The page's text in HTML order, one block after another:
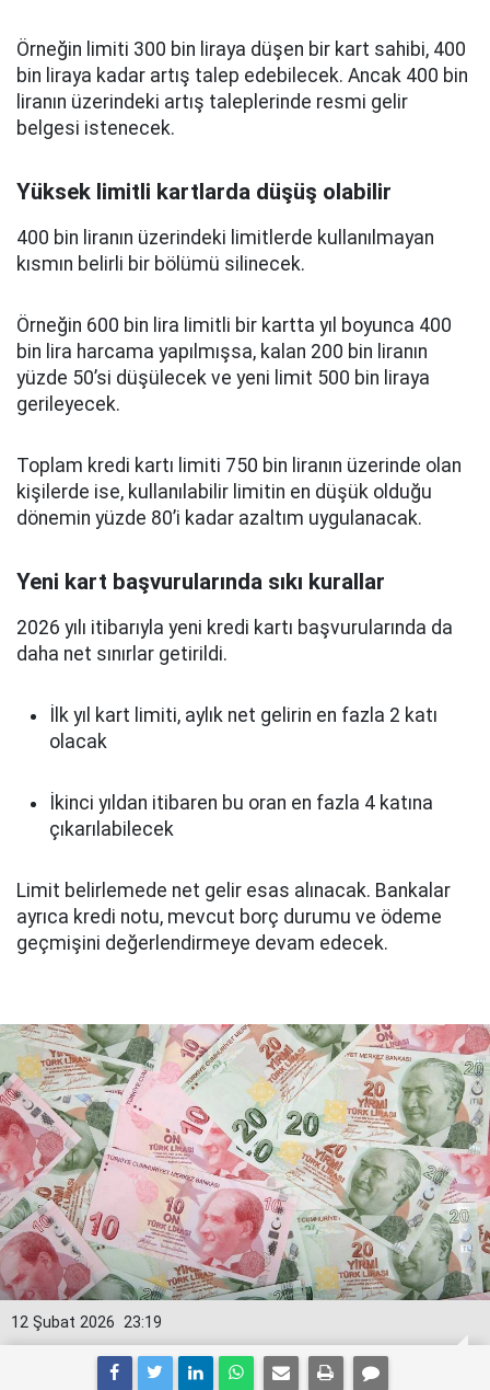
Örneğin limiti 300 bin liraya düşen bir kart sahibi, 400
bin liraya kadar artış talep edebilecek. Ancak 400 bin
liranın üzerindeki artış taleplerinde resmi gelir
belgesi istenecek.
Yüksek limitli kartlarda düşüş olabilir
400 bin liranın üzerindeki limitlerde kullanılmayan
kısmın belirli bir bölümü silinecek.
Örneğin 600 bin lira limitli bir kartta yıl boyunca 400
bin lira harcama yapılmışsa, kalan 200 bin liranın
yüzde 50’si düşülecek ve yeni limit 500 bin liraya
gerileyecek.
Toplam kredi kartı limiti 750 bin liranın üzerinde olan
kişilerde ise, kullanılabilir limitin en düşük olduğu
dönemin yüzde 80’i kadar azaltım uygulanacak.
Yeni kart başvurularında sıkı kurallar
2026 yılı itibarıyla yeni kredi kartı başvurularında da
daha net sınırlar getirildi.
İlk yıl kart limiti, aylık net gelirin en fazla 2 katı
olacak
İkinci yıldan itibaren bu oran en fazla 4 katına
çıkarılabilecek
Limit belirlemede net gelir esas alınacak. Bankalar
ayrıca kredi notu, mevcut borç durumu ve ödeme
geçmişini değerlendirmeye devam edecek.
23:19
12 Şubat 2026